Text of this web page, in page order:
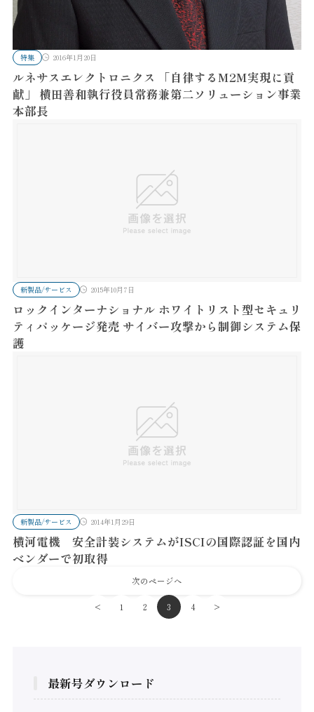
特集 2016年1月20日
ルネサスエレクトロニクス 「自律するM2M実現に貢
献」 横田善和執行役員常務兼第二ソリューション事業
本部長
新製品/サービス 2015年10月7日
ロックインターナショナル ホワイトリスト型セキュリ
ティパッケージ発売 サイバー攻撃から制御システム保
護
新製品/サービス 2014年1月29日
横河電機 安全計装システムがISCIの国際認証を国内
ベンダーで初取得
次のページへ
< 1 2 3 4 >
最新号ダウンロード